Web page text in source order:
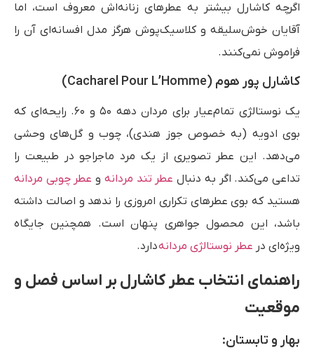
اگرچه کاشارل بیشتر به عطرهای زنانه‌اش معروف است، اما
آقایان خوش‌سلیقه و کلاسیک‌پوش هرگز مدل افسانه‌ای آن را
فراموش نمی‌کنند.
کاشارل پور هوم (Cacharel Pour L’Homme)
یک نوستالژی تمام‌عیار برای مردان دهه ۵۰ و ۶۰. رایحه‌ای که
بوی ادویه (به خصوص جوز هندی)، چوب و گل‌های وحشی
می‌دهد. این عطر تصویری از یک مرد ماجراجو در طبیعت را
تداعی می‌کند. اگر به دنبال عطر تند مردانه و عطر چوبی مردانه
هستید که بوی عطرهای تکراری امروزی را ندهد و اصالت داشته
باشد، این محصول جواهری پنهان است. همچنین جایگاه
ویژه‌ای در عطر نوستالژی مردانهدارد.
راهنمای انتخاب عطر کاشارل بر اساس فصل و
موقعیت
بهار و تابستان: